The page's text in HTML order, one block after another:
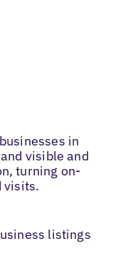
in
visible and
turning on-
visits.
listings